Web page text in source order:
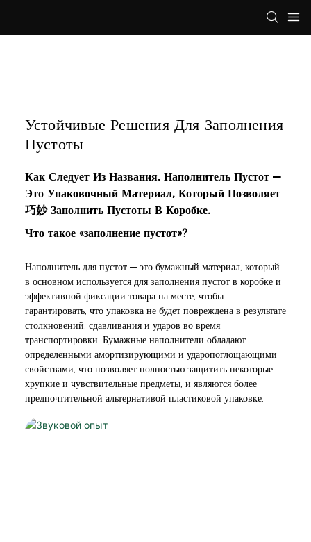
Устойчивые Решения Для Заполнения
Пустоты
Как Следует Из Названия, Наполнитель Пустот —
Это Упаковочный Материал, Который Позволяет
巧妙 Заполнить Пустоты В Коробке.
Что такое «заполнение пустот»?
Наполнитель для пустот — это бумажный материал, который
в основном используется для заполнения пустот в коробке и
эффективной фиксации товара на месте, чтобы
гарантировать, что упаковка не будет повреждена в результате
столкновений, сдавливания и ударов во время
транспортировки. Бумажные наполнители обладают
определенными амортизирующими и ударопоглощающими
свойствами, что позволяет полностью защитить некоторые
хрупкие и чувствительные предметы, и являются более
предпочтительной альтернативой пластиковой упаковке.